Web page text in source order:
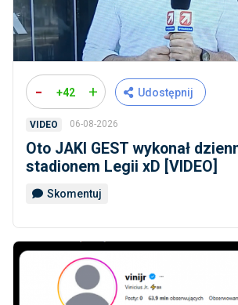
- +42 + Udostępnij
VIDEO 06-08-2026
Oto JAKI GEST wykonał
stadionem Legii xD [VIDEO]
Skomentuj